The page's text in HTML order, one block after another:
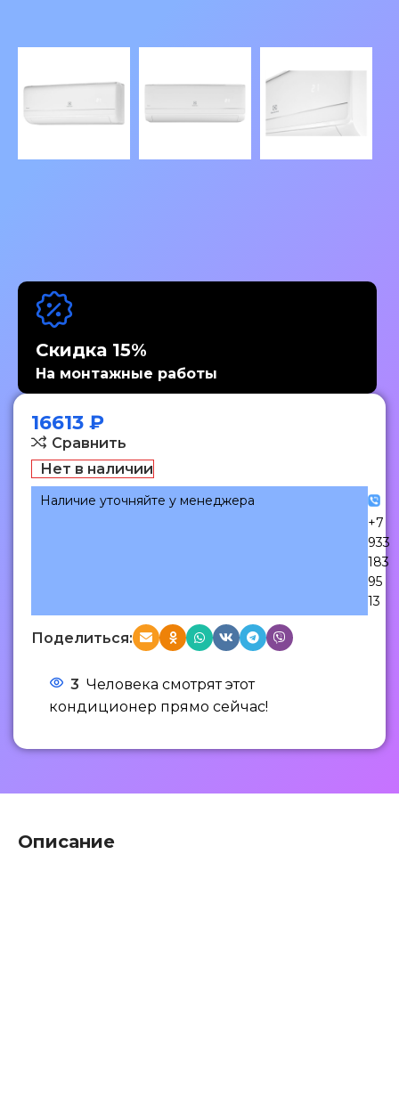
Скидка 15%
На монтажные работы
16613 ₽
Сравнить
Нет в наличии
Наличие уточняйте у менеджера
+7
933
183
95
13
Поделиться:
3 Человека смотрят этот
кондиционер прямо сейчас!
Описание